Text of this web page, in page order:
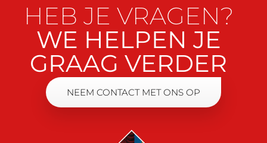
HEB JE VRAGEN?
WE HELPEN JE
GRAAG VERDER
NEEM CONTACT MET ONS OP